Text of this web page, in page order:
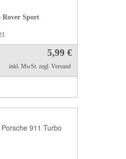
Rover Sport
5,99 €
inkl. MwSt. zzgl. Versand